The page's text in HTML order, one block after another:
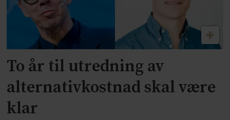
To år til utredning av
alternativkostnad skal være
klar